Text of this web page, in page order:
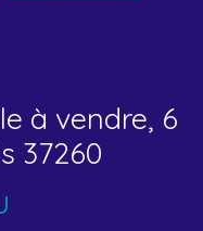
à vendre, 6
37260